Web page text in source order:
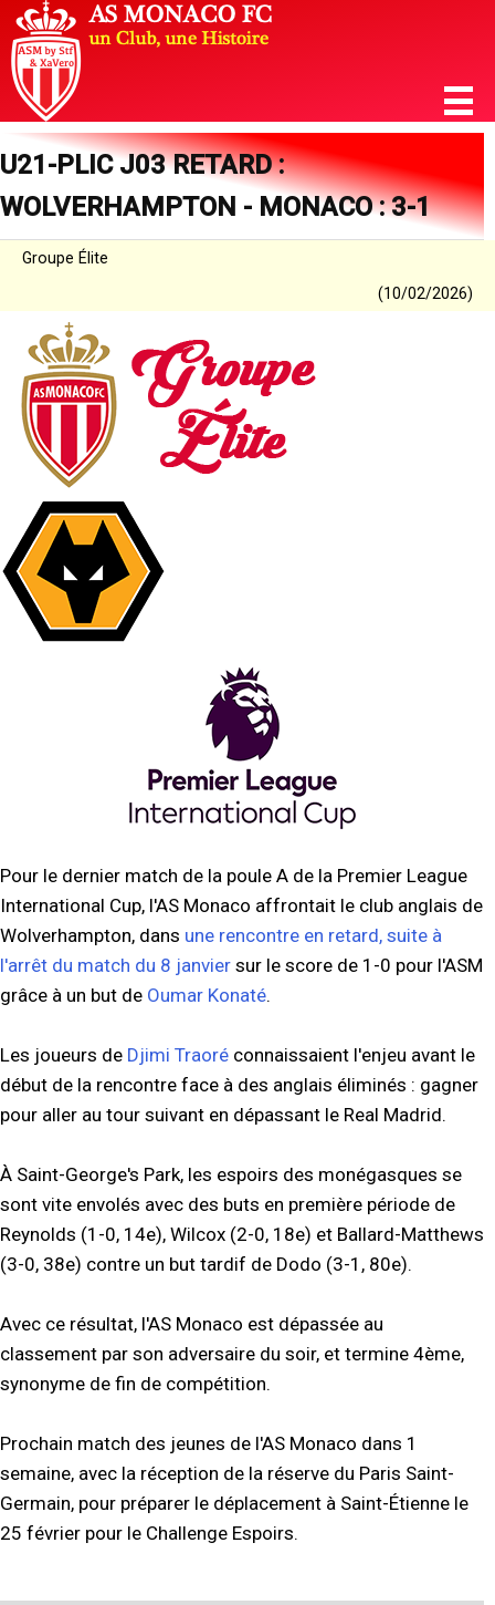
U21-PLIC J03 RETARD :
WOLVERHAMPTON - MONACO : 3-1
Groupe Élite
(10/02/2026)
Pour le dernier match de la poule A de la Premier League
International Cup, l'AS Monaco affrontait le club anglais de
Wolverhampton, dans une rencontre en retard, suite à
l'arrêt du match du 8 janvier sur le score de 1-0 pour l'ASM
grâce à un but de Oumar Konaté.
Les joueurs de Djimi Traoré connaissaient l'enjeu avant le
début de la rencontre face à des anglais éliminés : gagner
pour aller au tour suivant en dépassant le Real Madrid.
À Saint-George's Park, les espoirs des monégasques se
sont vite envolés avec des buts en première période de
Reynolds (1-0, 14e), Wilcox (2-0, 18e) et Ballard-Matthews
(3-0, 38e) contre un but tardif de Dodo (3-1, 80e).
Avec ce résultat, l'AS Monaco est dépassée au
classement par son adversaire du soir, et termine 4ème,
synonyme de fin de compétition.
Prochain match des jeunes de l'AS Monaco dans 1
semaine, avec la réception de la réserve du Paris Saint-
Germain, pour préparer le déplacement à Saint-Étienne le
25 février pour le Challenge Espoirs.